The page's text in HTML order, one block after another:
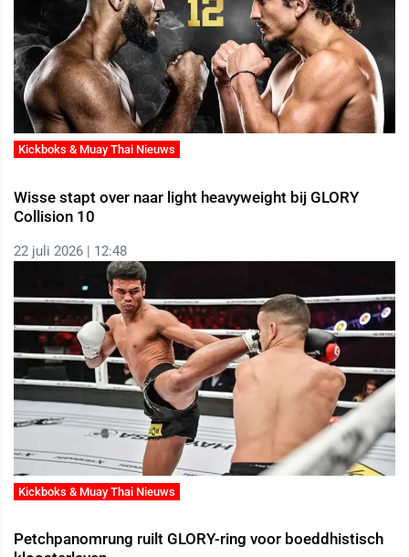
Kickboks & Muay Thai Nieuws
Wisse stapt over naar light heavyweight bij GLORY
Collision 10
22 juli 2026 | 12:48
Kickboks & Muay Thai Nieuws
Petchpanomrung ruilt GLORY-ring voor boeddhistisch